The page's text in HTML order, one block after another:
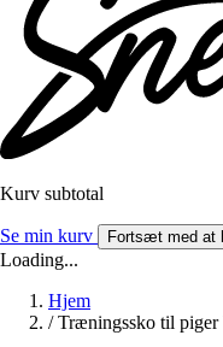
Kurv subtotal
Se min kurv Fortsæt med at
Loading...
Hjem
/ Træningssko til